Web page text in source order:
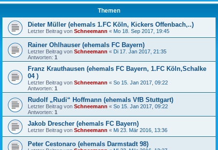
Themen
Dieter Müller (ehemals 1.FC Köln, Kickers Offenbach,..)
Letzter Beitrag von Schneemann « Mo 18. Sep 2017, 19:45
Rainer Ohlhauser (ehemals FC Bayern)
Letzter Beitrag von Schneemann « Di 17. Jan 2017, 21:35
Antworten: 1
Franz Krauthausen (ehemals FC Bayern, 1.FC Köln,Schalke
04 )
Letzter Beitrag von Schneemann « So 15. Jan 2017, 09:22
Antworten: 1
Rudolf „Rudi“ Hoffmann (ehemals VfB Stuttgart)
Letzter Beitrag von Schneemann « So 15. Jan 2017, 09:22
Antworten: 1
Jakob Drescher (ehemals FC Bayern)
Letzter Beitrag von Schneemann « Mi 23. Mär 2016, 13:36
Peter Cestonaro (ehemals Darmstadt 98)